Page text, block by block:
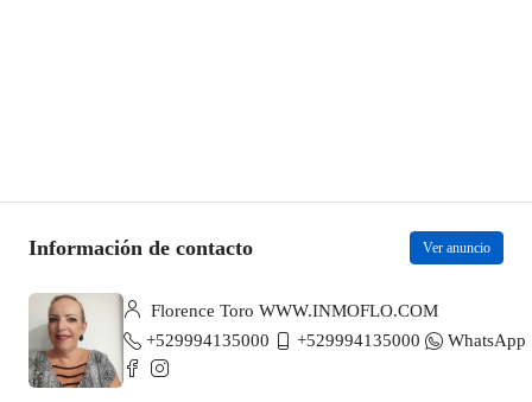
Información de contacto Ver anuncio
Florence Toro WWW.INMOFLO.COM
+529994135000
+529994135000 WhatsApp